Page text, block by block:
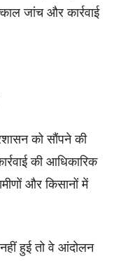
जांच और कार्रवाई
को सौंपने की
की आधिकारिक
और किसानों में
नहीं हुई तो वे आंदोलन